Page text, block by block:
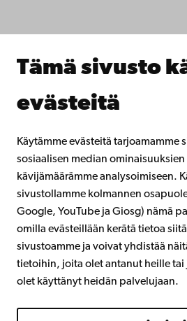
Tämä sivusto
evästeitä
Käytämme evästeitä tarjoamamme
sosiaalisen median ominaisuuksien
kävijämäärämme analysoimiseen.
sivustollamme kolmannen
Google, YouTube ja Giosg) nämä
omilla evästeillään kerätä tietoa
sivustoamme ja voivat yhdistää
tietoihin, joita olet antanut heille tai
olet käyttänyt heidän palvelujaan.
Åbo Akademin kirjasto
Lahjoita Åbo Akademille
Åbo Akademista
Facebook Instagram YouTube LinkedIn Blog